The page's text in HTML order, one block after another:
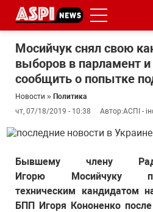
Мосийчук снял свою
выборов в парламент
сообщить о попытке
Новости » Политика
чт, 07/18/2019 - 10:38
Автор:АСПІ -
Бывшему члену
Игорю Мосийчуку
техническим кандидатом
БПП Игоря Кононенко
#ООС
#боротьба
корупцією
#гфс